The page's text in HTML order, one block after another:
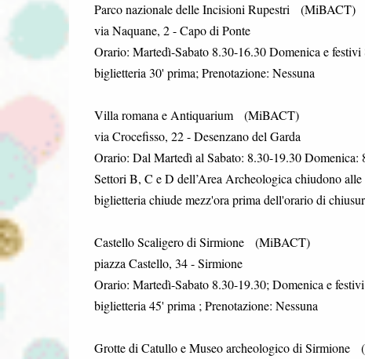
Parco nazionale delle Incisioni Rupestri (MiBACT)
via Naquane, 2 - Capo di Ponte
Orario: Martedì-Sabato 8.30-16.30 Domenica e
biglietteria 30' prima; Prenotazione: Nessuna
Villa romana e Antiquarium (MiBACT)
via Crocefisso, 22 - Desenzano del Garda
Orario: Dal Martedì al Sabato: 8.30-19.30
Settori B, C e D dell’Area Archeologica chiudono
biglietteria chiude mezz'ora prima dell'orario di
Castello Scaligero di Sirmione (MiBACT)
piazza Castello, 34 - Sirmione
Orario: Martedì-Sabato 8.30-19.30; Domenica e
biglietteria 45' prima ; Prenotazione: Nessuna
Grotte di Catullo e Museo archeologico di Sirmione